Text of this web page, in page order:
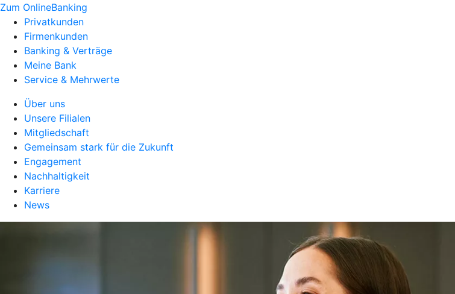
Zum OnlineBanking
Privatkunden
Firmenkunden
Banking & Verträge
Meine Bank
Service & Mehrwerte
Über uns
Unsere Filialen
Mitgliedschaft
Gemeinsam stark für die Zukunft
Engagement
Nachhaltigkeit
Karriere
News